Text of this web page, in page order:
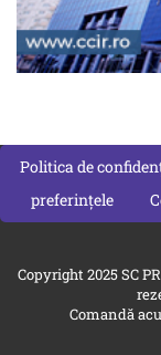
Politica de
preferințele
Copyright 2025 SC
Comandă